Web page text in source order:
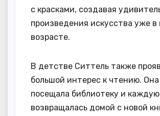
с красками, создавая
произведения искусства уже
возрасте.
В детстве Ситтель также
большой интерес к чтению.
посещала библиотеку и
возвращалась домой с новой